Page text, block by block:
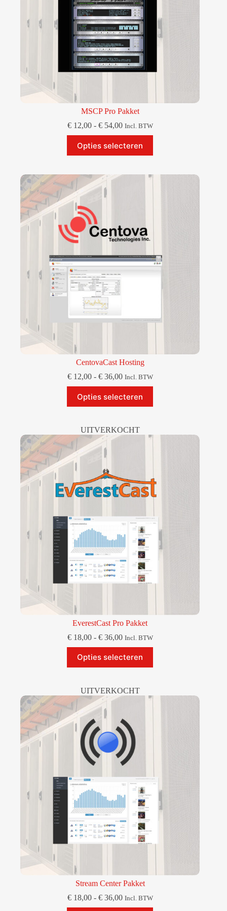
MSCP Pro Pakket
€12,00 - €54,00Prijsklasse:
€ 12,00
tot
Incl. BTW
Opties selecteren
product
heeft
variaties.
op
de
CentovaCast Hosting
€12,00 - €36,00Prijsklasse:
€ 12,00
tot
Incl. BTW
Opties selecteren
product
heeft
variaties.
Deze
worden
op
de
UITVERKOCHT
EverestCast Pro Pakket
€18,00 - €36,00Prijsklasse:
€ 18,00
tot
Incl. BTW
Opties selecteren
product
heeft
variaties.
Deze
gekozen
worden
op
de
productpagina
UITVERKOCHT
Stream Center Pakket
€18,00 - €36,00Prijsklasse:
€ 18,00
Incl. BTW